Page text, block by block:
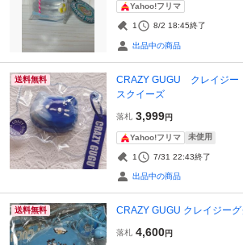
Yahoo!フリマ
1 8/2 18:45終了
出品中の商品
送料無料
CRAZY GUGU クレイ
スクイーズ
落札 3,999円
Yahoo!フリマ 未使用
1 7/31 22:43終了
出品中の商品
送料無料 CRAZY GUGU クレイジー
落札 4,600円